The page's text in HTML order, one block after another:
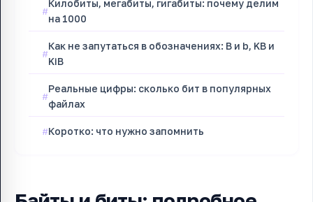
Килобиты, мегабиты, гигабиты: почему делим
на 1000
Как не запутаться в обозначениях: B и b, KB и
KiB
Реальные цифры: сколько бит в популярных
файлах
Коротко: что нужно запомнить